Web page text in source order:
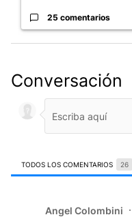
25 comentarios
Conversación
TODOS LOS COMENTARIOS 26
Angel Colombini